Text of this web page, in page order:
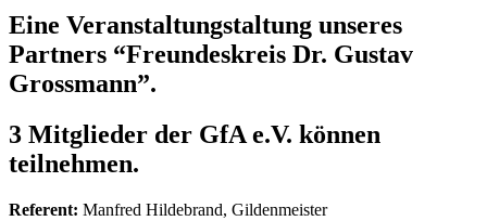
Eine Veranstaltungstaltung unseres
Partners “Freundeskreis Dr. Gustav
Grossmann”.
3 Mitglieder der GfA e.V. können
teilnehmen.
Referent: Manfred Hildebrand, Gildenmeister